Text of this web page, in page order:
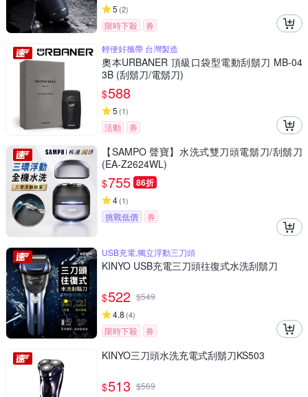
5 (2)
限時下殺
券
輕便好攜帶 台灣製造
奧本URBANER 頂級口袋型電動刮鬍刀 MB-04
3B (刮鬍刀/電鬍刀)
$588
5 (1)
活動 券
【SAMPO 聲寶】水洗式雙刀頭電鬍刀/刮鬍刀
(EA-Z2624WL)
$755 86折
4(1)
挑戰低價 券
USB充電,獨立浮動三刀頭
KINYO USB充電三刀頭往復式水洗刮鬍刀
$522 $549
4.8 (4)
限時下殺 券
KINYO三刀頭水洗充電式刮鬍刀KS503
$513 $569